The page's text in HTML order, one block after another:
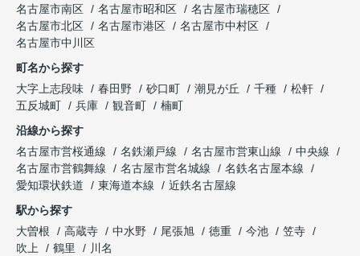
名古屋市南区
名古屋市昭和区
名古屋市瑞穂区
名古屋市北区
名古屋市港区
名古屋市中村区
名古屋市中川区
町名から探す
大字上志段味
春田野 砂口町 潮見が丘 千種
松軒
五反城町
兵庫 観音町
楠町
沿線から探す
名古屋市営桜通線
名鉄瀬戸線 名古屋市営東山線
中央線
名古屋市営鶴舞線
名古屋市営名城線
名鉄名古屋本線
愛知環状鉄道
東海道本線
近鉄名古屋線
駅から探す
大曽根
高蔵寺 中水野 尾張旭 徳重 今池
笠寺
吹上
鶴里 川名